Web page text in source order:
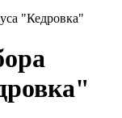
"Кедровка"